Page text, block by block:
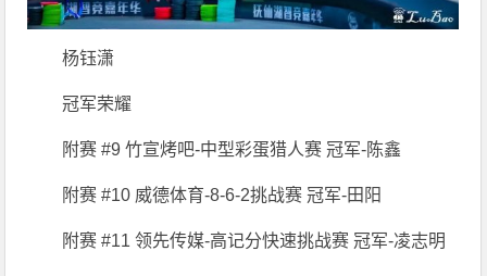
杨钰潇
冠军荣耀
附赛 #9 竹宣烤吧-中型彩蛋猎人赛 冠军-陈鑫
附赛 #10 威德体育-8-6-2挑战赛 冠军-田阳
附赛 #11 领先传媒-高记分快速挑战赛 冠军-凌志明